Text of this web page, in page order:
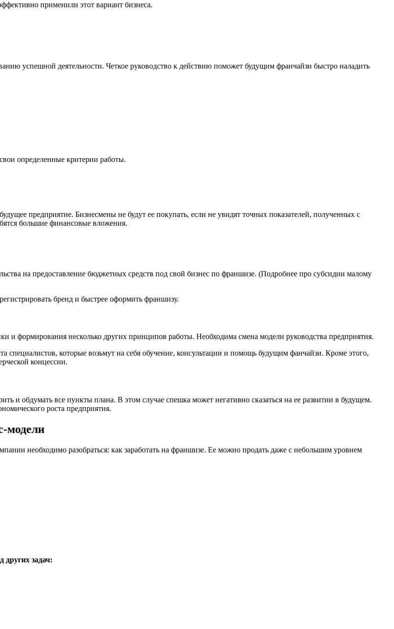
применили этот вариант бизнеса.
успешной деятельности. Четкое руководство к действию поможет будущим франчайзи быстро наладить
определенные критерии работы.
предприятие. Бизнесмены не будут ее покупать, если не увидят точных показателей, полученных с
большие финансовые вложения.
на предоставление бюджетных средств под свой бизнес по франшизе. (Подробнее про субсидии малому
бренд и быстрее оформить франшизу.
и формирования несколько других принципов работы. Необходима смена модели руководства предприятия.
специалистов, которые возьмут на себя обучение, консультации и помощь будущим фанчайзи. Кроме этого,
концессии.
и обдумать все пункты плана. В этом случае спешка может негативно сказаться на ее развитии в будущем.
роста предприятия.
модели
необходимо разобраться: как заработать на франшизе. Ее можно продать даже с небольшим уровнем
других задач: